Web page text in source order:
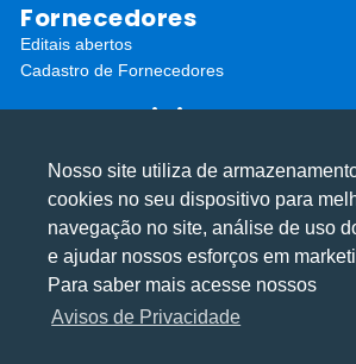
Utilizamos cookies para oferecer
experiência, melhorar o desempenho,
como você interage em nosso site e
personalizar conteúdo.
Utilizamos cookies para oferecer
experiência, melhorar o desempenho,
como você interage em nosso site e
personalizar conteúdo.
Fornecedores
Editais abertos
Cadastro de Fornecedores
Redes Sociais
ⓒ Todos os direitos reservados I Desenvolvido por Apiki
Nosso site utiliza de
cookies no seu dispositivo para
navegação no site, análise de uso
e ajudar nossos esforços em
Para saber mais acesse nossos
Avisos de Privacidade